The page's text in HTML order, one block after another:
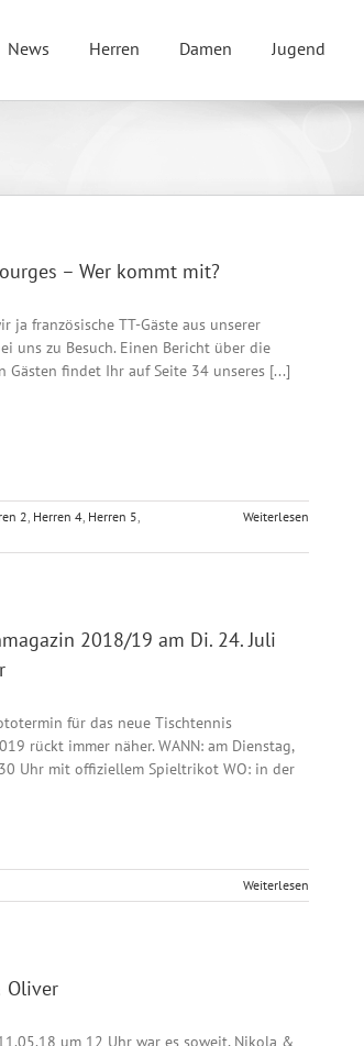
News Herren Damen Jugend
– Wer kommt mit?
ja französische TT-Gäste aus unserer
uns zu Besuch. Einen Bericht über die
Gästen findet Ihr auf Seite 34 unseres [...]
2, Herren 4, Herren 5,
Weiterlesen
2018/19 am Di. 24. Juli
für das neue Tischtennis
rückt immer näher. WANN: am Dienstag,
Uhr mit offiziellem Spieltrikot WO: in der
Weiterlesen
Oliver
um 12 Uhr war es soweit, Nikola &